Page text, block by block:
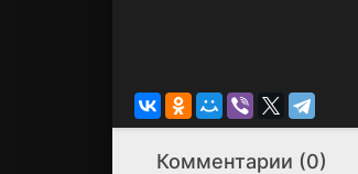
Комментарии (0)